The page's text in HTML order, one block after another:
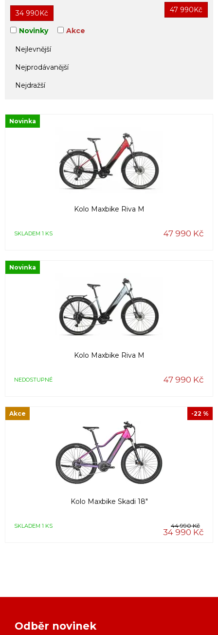
34 990Kč 47 990Kč
Novinky Akce
Nejlevnější
Nejprodávanější
Nejdražší
Novinka
Kolo Maxbike Riva M
SKLADEM 1 KS 47 990 Kč
Novinka
Kolo Maxbike Riva M
NEDOSTUPNÉ 47 990 Kč
-22 %
Akce
Kolo Maxbike Skadi 18"
SKLADEM 1 KS 44 990 Kč
34 990 Kč
Odběr novinek